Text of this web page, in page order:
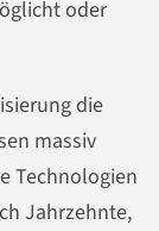
oder
die
massiv
Technologien
Jahrzehnte,